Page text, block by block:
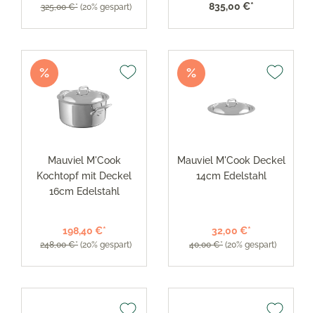
325,00 €* (20% gespart) 835,00 €*
%
Mauviel M'Cook
Kochtopf mit Deckel
16cm Edelstahl
198,40 €*
248,00 €* (20% gespart)
%
Mauviel M'Cook Deckel
14cm Edelstahl
32,00 €*
40,00 €* (20% gespart)